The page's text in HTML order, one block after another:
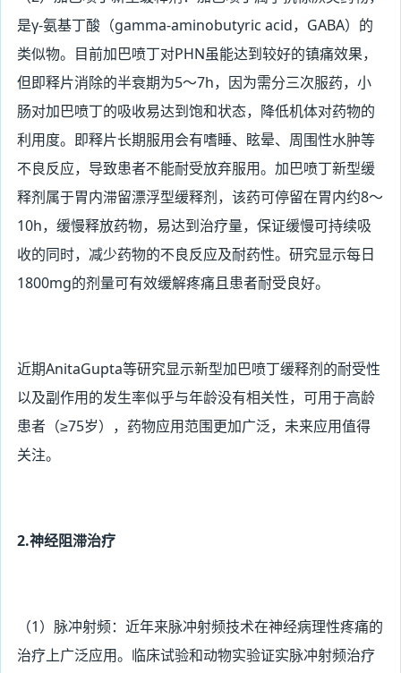
是γ-氨基丁酸（gamma-aminobutyric acid，GABA）的
类似物。目前加巴喷丁对PHN虽能达到较好的镇痛效果，
但即释片消除的半衰期为5～7h，因为需分三次服药，小
肠对加巴喷丁的吸收易达到饱和状态，降低机体对药物的
利用度。即释片长期服用会有嗜睡、眩晕、周围性水肿等
不良反应，导致患者不能耐受放弃服用。加巴喷丁新型缓
释剂属于胃内滞留漂浮型缓释剂，该药可停留在胃内约8～
10h，缓慢释放药物，易达到治疗量，保证缓慢可持续吸
收的同时，减少药物的不良反应及耐药性。研究显示每日
1800mg的剂量可有效缓解疼痛且患者耐受良好。
近期AnitaGupta等研究显示新型加巴喷丁缓释剂的耐受性
以及副作用的发生率似乎与年龄没有相关性，可用于高龄
患者（≥75岁），药物应用范围更加广泛，未来应用值得
关注。
2.神经阻滞治疗
（1）脉冲射频：近年来脉冲射频技术在神经病理性疼痛的
治疗上广泛应用。临床试验和动物实验证实脉冲射频治疗